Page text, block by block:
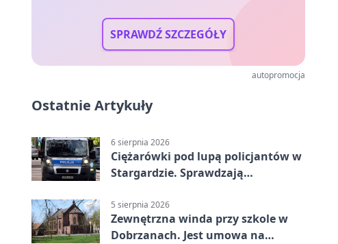
SPRAWDŹ SZCZEGÓŁY
autopromocja
Ostatnie Artykuły
6 sierpnia 2026
Ciężarówki pod lupą policjantów w
Stargardzie. Sprawdzają
5 sierpnia 2026
Zewnętrzna winda przy szkole w
Dobrzanach. Jest umowa na